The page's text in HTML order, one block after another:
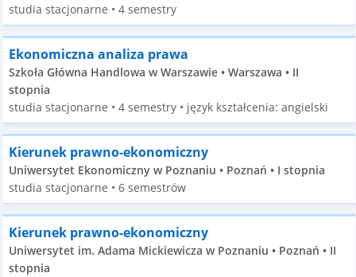
studia stacjonarne • 4 semestry
Ekonomiczna analiza prawa
Szkoła Główna Handlowa w Warszawie • Warszawa • II
stopnia
studia stacjonarne • 4 semestry • język kształcenia: angielski
Kierunek prawno-ekonomiczny
Uniwersytet Ekonomiczny w Poznaniu • Poznań • I stopnia
studia stacjonarne • 6 semestrów
Kierunek prawno-ekonomiczny
Uniwersytet im. Adama Mickiewicza w Poznaniu • Poznań • II
stopnia